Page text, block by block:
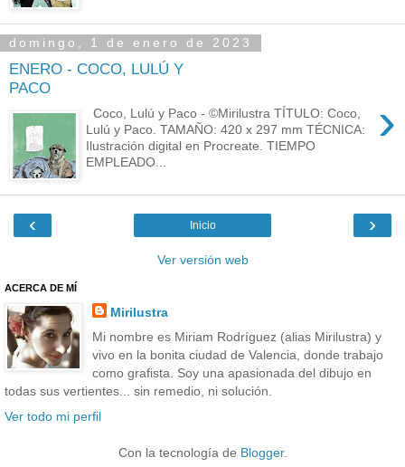
domingo, 1 de enero de 2023
ENERO - COCO, LULÚ Y
PACO
›
Coco, Lulú y Paco - ©Mirilustra TÍTULO: Coco,
Lulú y Paco. TAMAÑO: 420 x 297 mm TÉCNICA:
Ilustración digital en Procreate. TIEMPO
EMPLEADO...
‹ ›
Inicio
Ver versión web
ACERCA DE MÍ
Mirilustra
Mi nombre es Miriam Rodríguez (alias Mirilustra) y
vivo en la bonita ciudad de Valencia, donde trabajo
como grafista. Soy una apasionada del dibujo en
todas sus vertientes... sin remedio, ni solución.
Ver todo mi perfil
Con la tecnología de Blogger.